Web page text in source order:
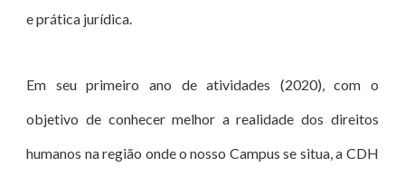
e prática jurídica.
Em seu primeiro ano de atividades (2020), com o
objetivo de conhecer melhor a realidade dos direitos
humanos na região onde o nosso Campus se situa, a CDH